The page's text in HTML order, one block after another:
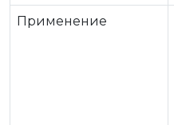
Применение